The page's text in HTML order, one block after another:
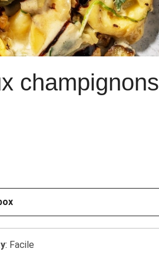
champignons
: Facile